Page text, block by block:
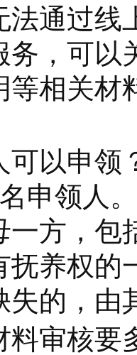
法通过线
务，可以
等相关材
申领？
申领人
一方，包
抚养权的
失的，由
核要多